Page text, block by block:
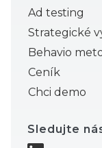
Ad testing
Strategické
Behavio
Ceník
Chci demo
Sledujte